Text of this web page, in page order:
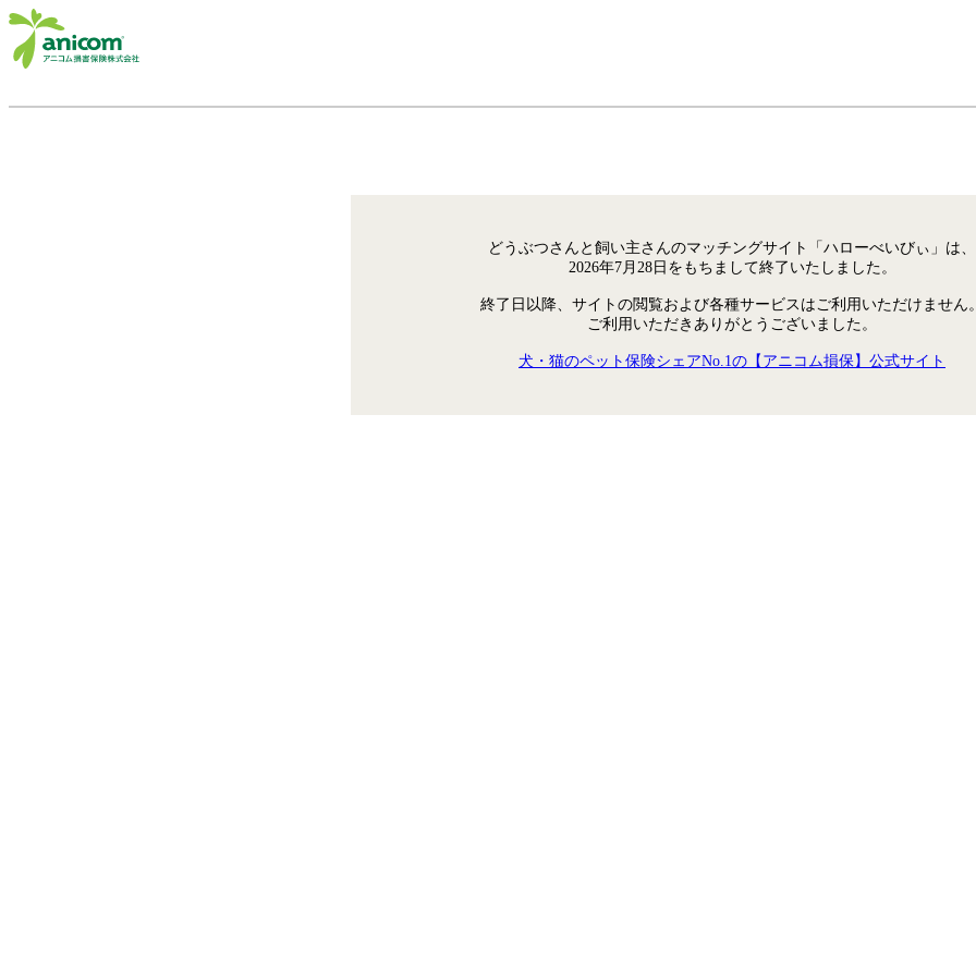
どうぶつさんと飼い主さんのマッチングサイト「ハローべいびぃ」は、
2026年7月28日をもちまして終了いたしました。
終了日以降、サイトの閲覧および各種サービスはご利用いただけません
ご利用いただきありがとうございました。
犬・猫のペット保険シェアNo.1の【アニコム損保】公式サイト